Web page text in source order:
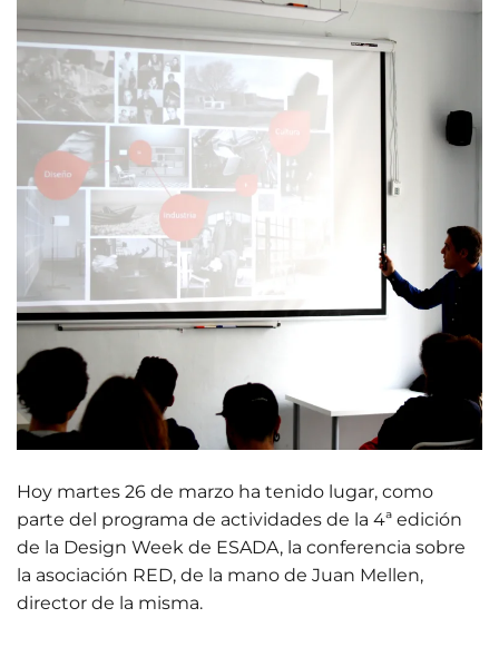
Hoy martes 26 de marzo ha tenido lugar, como
parte del programa de actividades de la 4ª edición
de la Design Week de ESADA, la conferencia sobre
la asociación RED, de la mano de Juan Mellen,
director de la misma.